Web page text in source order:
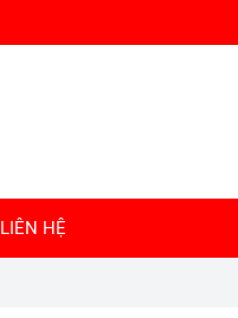
LIÊN HỆ